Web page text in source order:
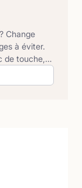
Change
à éviter.
de touche,